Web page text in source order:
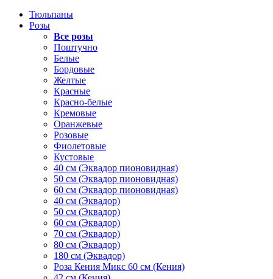
Тюльпаны
Розы
Все розы
Поштучно
Белые
Бордовые
Желтые
Красные
Красно-белые
Кремовые
Оранжевые
Розовые
Фиолетовые
Кустовые
40 см (Эквадор пионовидная)
50 см (Эквадор пионовидная)
60 см (Эквадор пионовидная)
40 см (Эквадор)
50 см (Эквадор)
60 см (Эквадор)
70 см (Эквадор)
80 см (Эквадор)
180 см (Эквадор)
Роза Кения Микс 60 см (Кения)